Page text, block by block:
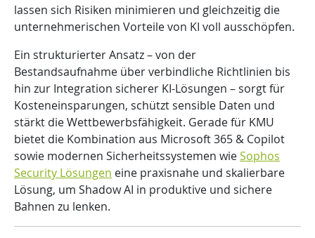
lassen sich Risiken minimieren und gleichzeitig die
unternehmerischen Vorteile von KI voll ausschöpfen.
Ein strukturierter Ansatz – von der
Bestandsaufnahme über verbindliche Richtlinien bis
hin zur Integration sicherer KI-Lösungen – sorgt für
Kosteneinsparungen, schützt sensible Daten und
stärkt die Wettbewerbsfähigkeit. Gerade für KMU
bietet die Kombination aus Microsoft 365 & Copilot
sowie modernen Sicherheitssystemen wieSophos
Security Lösungen eine praxisnahe und skalierbare
Lösung, um Shadow AI in produktive und sichere
Bahnen zu lenken.